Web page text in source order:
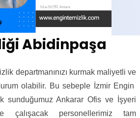
Abidinpaşa
departmanınızı kurmak maliyetli ve
olabilir. Bu sebeple İzmir Engin
sunduğumuz Ankarar Ofis ve İşyeri
çalışacak personellerimiz tam